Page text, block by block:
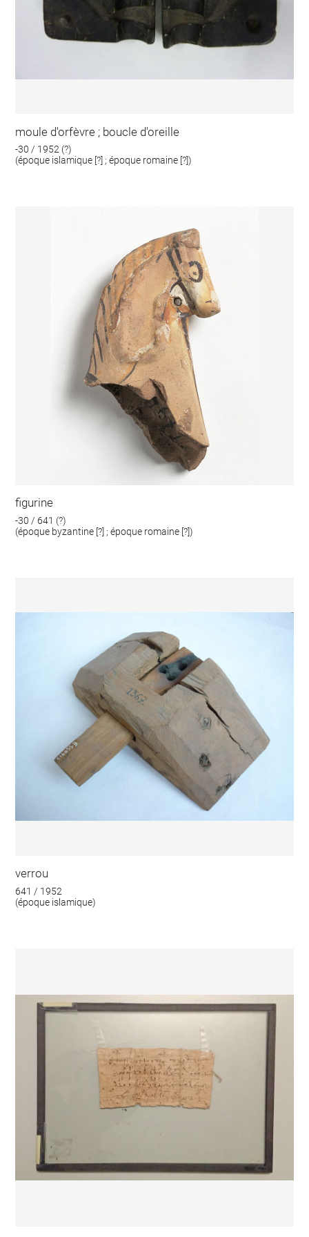
moule d'orfèvre ; boucle d'oreille
-30 / 1952 (?)
(époque islamique [?] ; époque romaine [?])
figurine
-30 / 641 (?)
(époque byzantine [?] ; époque romaine [?])
verrou
641 / 1952
(époque islamique)